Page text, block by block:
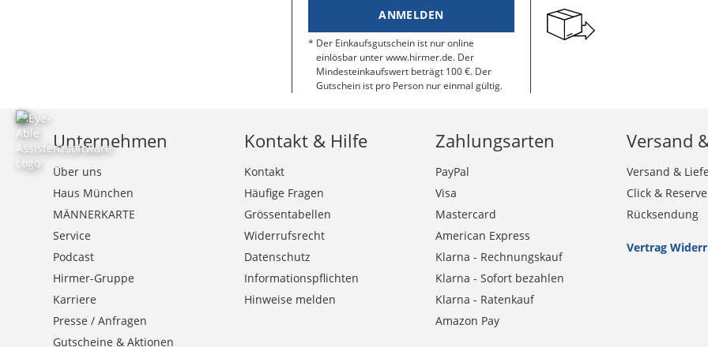
ANMELDEN
Der Einkaufsgutschein ist nur online
einlösbar unter www.hirmer.de. Der
Mindesteinkaufswert beträgt 100 €. Der
Gutschein ist pro Person nur einmal gültig.
Unternehmen
Über uns
Haus München
MÄNNERKARTE
Service
Podcast
Hirmer-Gruppe
Karriere
Presse / Anfragen
Gutscheine & Aktionen
Kontakt & Hilfe
Kontakt
Häufige Fragen
Grössentabellen
Widerrufsrecht
Datenschutz
Informationspflichten
Hinweise melden
Zahlungsarten
PayPal
Visa
Mastercard
American Express
Klarna - Rechnungskauf
Klarna - Sofort bezahlen
Klarna - Ratenkauf
Amazon Pay
Versand
Versand &
Click & Reserve
Rücksendung
Vertrag